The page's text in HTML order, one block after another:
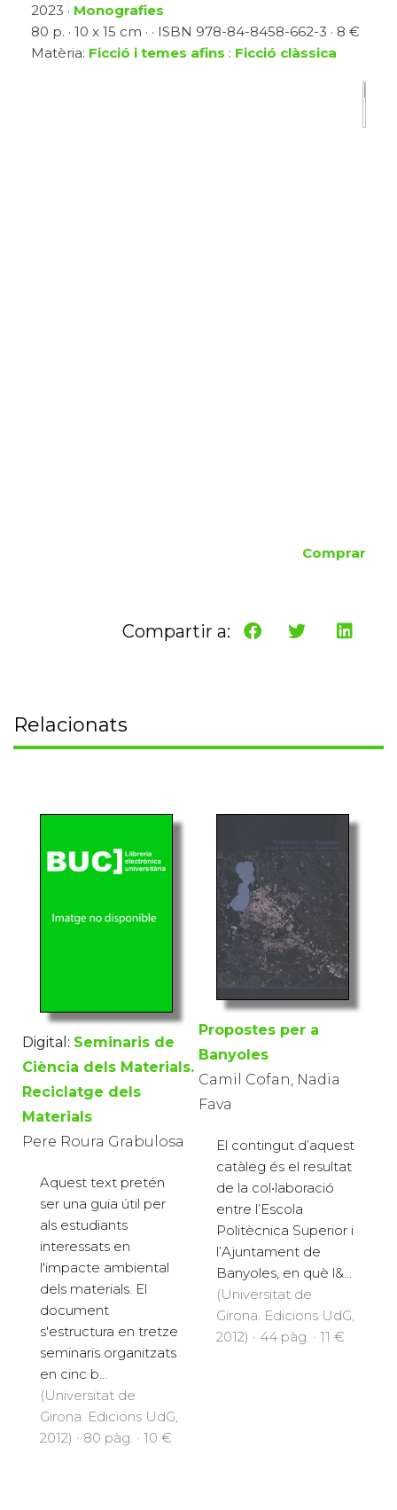
2023 · Monografies
80 p. · 10 x 15 cm · · ISBN 978-84-8458-662-3 · 8 €
Matèria: Ficció i temes afins : Ficció clàssica
Comprar
Compartir a:
Relacionats
Digital: Seminaris de
Ciència dels Materials.
Reciclatge dels
Materials
Pere Roura Grabulosa
Aquest text pretén
ser una guia útil per
als estudiants
interessats en
l'impacte ambiental
dels materials. El
document
s'estructura en tretze
seminaris organitzats
en cinc b...
(Universitat de
Girona. Edicions UdG,
2012) · 80 pàg. · 10 €
Propostes per a
Banyoles
Camil Cofan, Nadia
Fava
El contingut d’aquest
catàleg és el resultat
de la col•laboració
entre l’Escola
Politècnica Superior i
l’Ajuntament de
Banyoles, en què l&...
(Universitat de
Girona. Edicions UdG,
2012) · 44 pàg. · 11 €